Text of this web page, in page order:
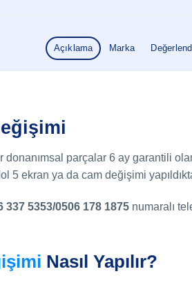
Açıklama Marka
donanımsal parçalar 6 ay garantili
5 ekran ya da cam değişimi
337 5353/0506 178 1875 numaralı
Nasıl Yapılır?